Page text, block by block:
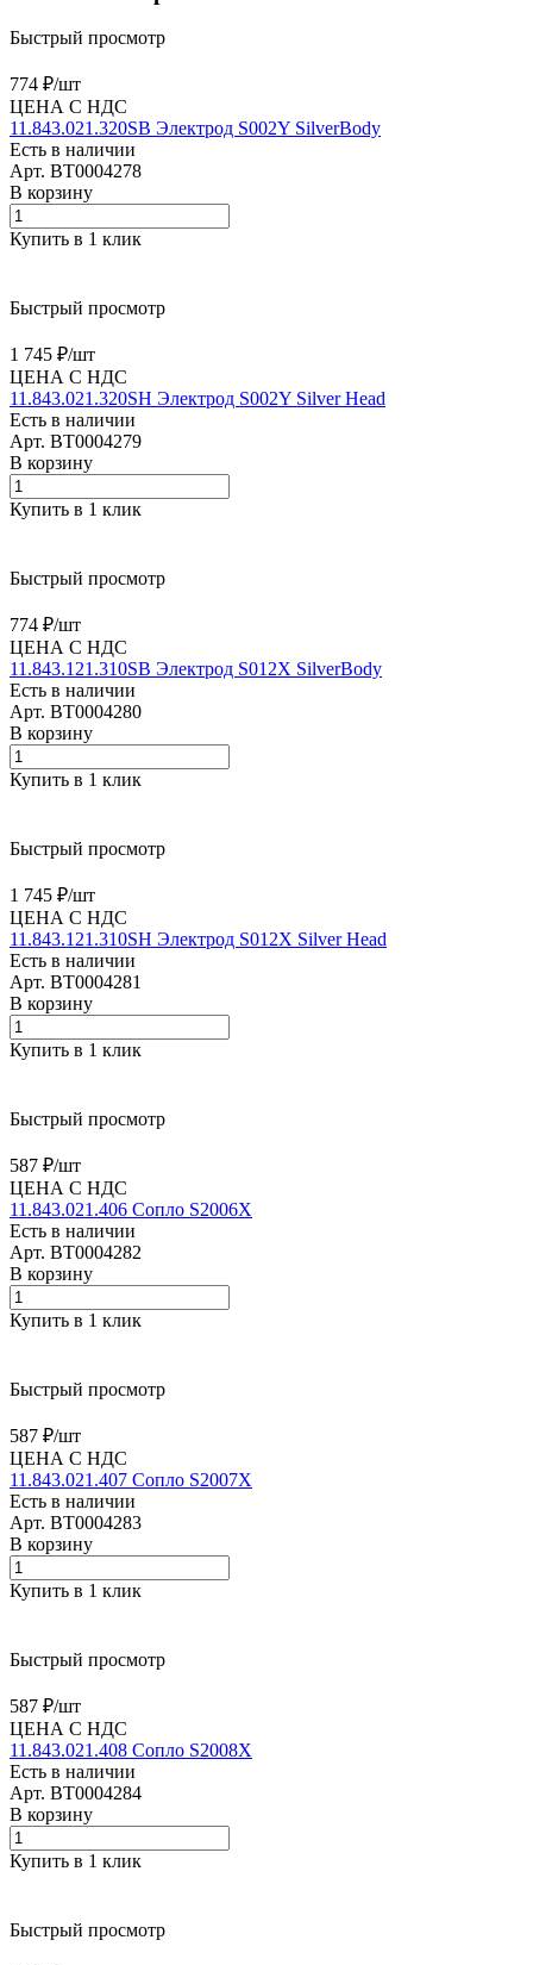
Быстрый просмотр
774 ₽/шт
ЦЕНА С НДС
11.843.021.320SB Электрод S002Y SilverBody
Есть в наличии
Арт. BT0004278
В корзину
Купить в 1 клик
Быстрый просмотр
1 745 ₽/шт
ЦЕНА С НДС
11.843.021.320SH Электрод S002Y Silver Head
Есть в наличии
Арт. BT0004279
В корзину
Купить в 1 клик
Быстрый просмотр
774 ₽/шт
ЦЕНА С НДС
11.843.121.310SB Электрод S012X SilverBody
Есть в наличии
Арт. BT0004280
В корзину
Купить в 1 клик
Быстрый просмотр
1 745 ₽/шт
ЦЕНА С НДС
11.843.121.310SH Электрод S012X Silver Head
Есть в наличии
Арт. BT0004281
В корзину
Купить в 1 клик
Быстрый просмотр
587 ₽/шт
ЦЕНА С НДС
11.843.021.406 Сопло S2006X
Есть в наличии
Арт. BT0004282
В корзину
Купить в 1 клик
Быстрый просмотр
587 ₽/шт
ЦЕНА С НДС
11.843.021.407 Сопло S2007X
Есть в наличии
Арт. BT0004283
В корзину
Купить в 1 клик
Быстрый просмотр
587 ₽/шт
ЦЕНА С НДС
11.843.021.408 Сопло S2008X
Есть в наличии
Арт. BT0004284
В корзину
Купить в 1 клик
Быстрый просмотр